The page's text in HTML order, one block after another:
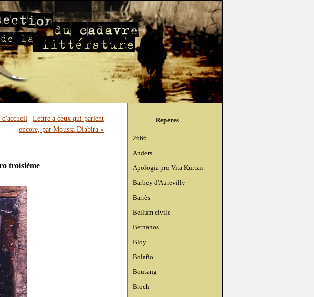
Repères
2666
Anders
Apologia pro Vita Kurtzii
Barbey d'Aurevilly
Barrès
Bellum civile
Bernanos
Bloy
Bolaño
Boutang
Broch
d'accueil | Lettre à ceux qui parlent
encore, par Moussa Diabira »
troisième